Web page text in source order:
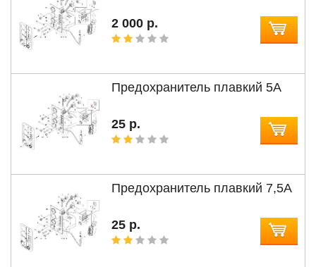
2 000 р.
Предохранитель плавкий 5А
25 р.
Предохранитель плавкий 7,5А
25 р.